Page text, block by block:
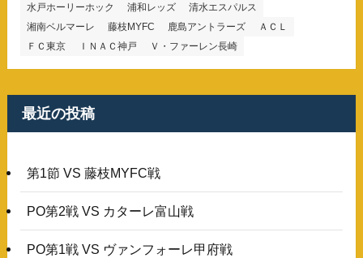
水戸ホーリーホック
浦和レッズ
清水エスパルス
湘南ベルマーレ
藤枝MYFC 鹿島アントラーズ
ＡＣＬ
ＦＣ東京
ＩＮＡＣ神戸 Ｖ・ファーレン長崎
最近の投稿
第1節 VS 藤枝MYFC戦
PO第2戦 VS カターレ富山戦
PO第1戦 VS ヴァンフォーレ甲府戦